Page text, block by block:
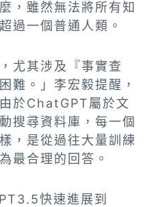
，雖然無法將所有知
過一個普通人類。
尤其涉及『事實查
難。」李宏毅提醒，
於ChatGPT屬於文
搜尋資料庫，每一個
，是從過往大量訓練
最合理的回答。
快速進展到